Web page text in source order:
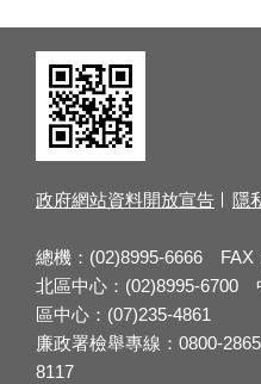
政府網站資料開放宣告 隱
總機：(02)8995-6666 FAX
北區中心：(02)8995-6700
區中心：(07)235-4861
廉政署檢舉專線：0800-
8117